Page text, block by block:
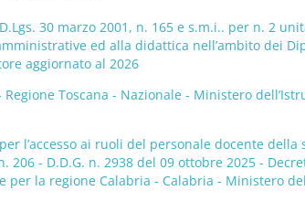
30 marzo 2001, n. 165 e s.m.i.. per n. 2
ed alla didattica nell’ambito dei
aggiornato al 2026
Toscana - Nazionale - Ministero
l’accesso ai ruoli del personale docente
206 - D.D.G. n. 2938 del 09 ottobre 2025 -
per la regione Calabria - Calabria - Ministero